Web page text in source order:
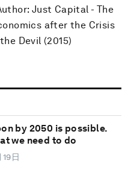
Just Capital - The
after the Crisis
Devil (2015)
by 2050 is possible.
we need to do
日